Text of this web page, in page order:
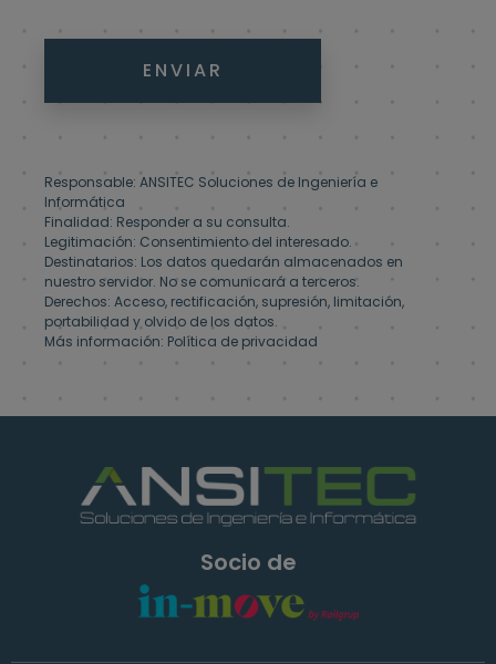
Responsable: ANSITEC Soluciones de Ingeniería e
Informática
Finalidad: Responder a su consulta.
Legitimación: Consentimiento del interesado.
Destinatarios: Los datos quedarán almacenados en
nuestro servidor. No se comunicará a terceros.
Derechos: Acceso, rectificación, supresión, limitación,
portabilidad y olvido de los datos.
Más información: Política de privacidad
Socio de